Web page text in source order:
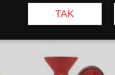
Do koszyka
Pokaż
TAK